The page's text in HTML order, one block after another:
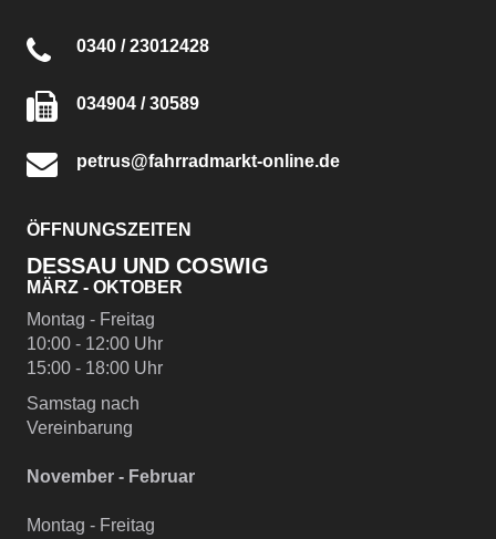
0340 / 23012428
034904 / 30589
petrus@fahrradmarkt-online.de
ÖFFNUNGSZEITEN
DESSAU UND COSWIG
MÄRZ - OKTOBER
Montag - Freitag
10:00 - 12:00 Uhr
15:00 - 18:00 Uhr
Samstag nach
Vereinbarung
November - Februar
Montag - Freitag